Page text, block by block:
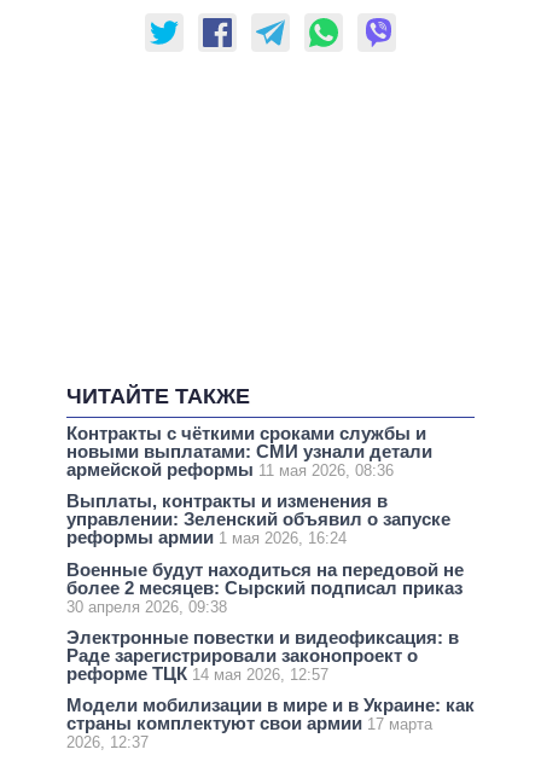
ЧИТАЙТЕ ТАКЖЕ
Контракты с чёткими сроками службы и
новыми выплатами: СМИ узнали детали
армейской реформы 11 мая 2026, 08:36
Выплаты, контракты и изменения в
управлении: Зеленский объявил о запуске
реформы армии 1 мая 2026, 16:24
Военные будут находиться на передовой не
более 2 месяцев: Сырский подписал приказ
30 апреля 2026, 09:38
Электронные повестки и видеофиксация: в
Раде зарегистрировали законопроект о
реформе ТЦК 14 мая 2026, 12:57
Модели мобилизации в мире и в Украине: как
страны комплектуют свои армии 17 марта
2026, 12:37